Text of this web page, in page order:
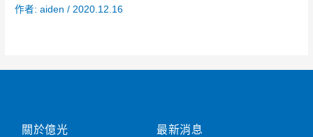
作者:aiden/ 2020.12.16
關於億光 最新消息